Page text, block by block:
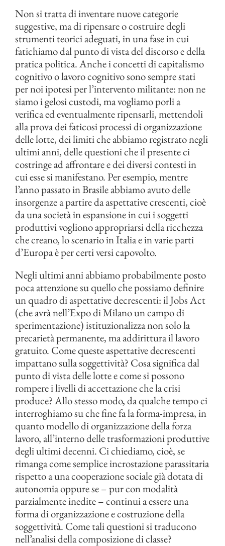
Non si tratta di inventare nuove categorie
suggestive, ma di ripensare o costruire degli
strumenti teorici adeguati, in una fase in cui
fatichiamo dal punto di vista del discorso e della
pratica politica. Anche i concetti di capitalismo
cognitivo o lavoro cognitivo sono sempre stati
per noi ipotesi per l’intervento militante: non ne
siamo i gelosi custodi, ma vogliamo porli a
verifica ed eventualmente ripensarli, mettendoli
alla prova dei faticosi processi di organizzazione
delle lotte, dei limiti che abbiamo registrato negli
ultimi anni, delle questioni che il presente ci
costringe ad affrontare e dei diversi contesti in
cui esse si manifestano. Per esempio, mentre
l’anno passato in Brasile abbiamo avuto delle
insorgenze a partire da aspettative crescenti, cioè
da una società in espansione in cui i soggetti
produttivi vogliono appropriarsi della ricchezza
che creano, lo scenario in Italia e in varie parti
d’Europa è per certi versi capovolto.
Negli ultimi anni abbiamo probabilmente posto
poca attenzione su quello che possiamo definire
un quadro di aspettative decrescenti: il Jobs Act
(che avrà nell’Expo di Milano un campo di
sperimentazione) istituzionalizza non solo la
precarietà permanente, ma addirittura il lavoro
gratuito. Come queste aspettative decrescenti
impattano sulla soggettività? Cosa significa dal
punto di vista delle lotte e come si possono
rompere i livelli di accettazione che la crisi
produce? Allo stesso modo, da qualche tempo ci
interroghiamo su che fine fa la forma-impresa, in
quanto modello di organizzazione della forza
lavoro, all’interno delle trasformazioni produttive
degli ultimi decenni. Ci chiediamo, cioè, se
rimanga come semplice incrostazione parassitaria
rispetto a una cooperazione sociale già dotata di
autonomia oppure se – pur con modalità
parzialmente inedite – continui a essere una
forma di organizzazione e costruzione della
soggettività. Come tali questioni si traducono
nell’analisi della composizione di classe?